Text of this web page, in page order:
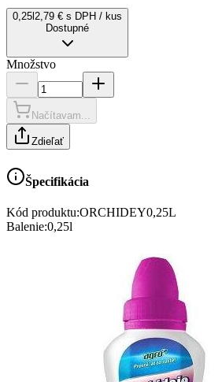
0,25l 2,79 € s DPH / kus
Dostupné
Množstvo
Načítavam...
Zdieľať
Špecifikácia
Kód produktu:ORCHIDEY0,25L
Balenie:0,25l